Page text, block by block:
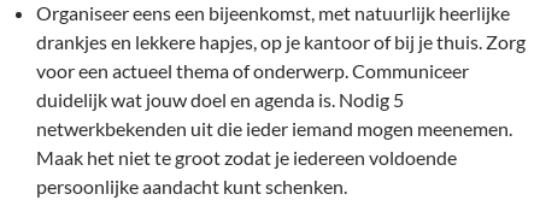
Organiseer eens een bijeenkomst, met natuurlijk heerlijke
drankjes en lekkere hapjes, op je kantoor of bij je thuis. Zorg
voor een actueel thema of onderwerp. Communiceer
duidelijk wat jouw doel en agenda is. Nodig 5
netwerkbekenden uit die ieder iemand mogen meenemen.
Maak het niet te groot zodat je iedereen voldoende
persoonlijke aandacht kunt schenken.